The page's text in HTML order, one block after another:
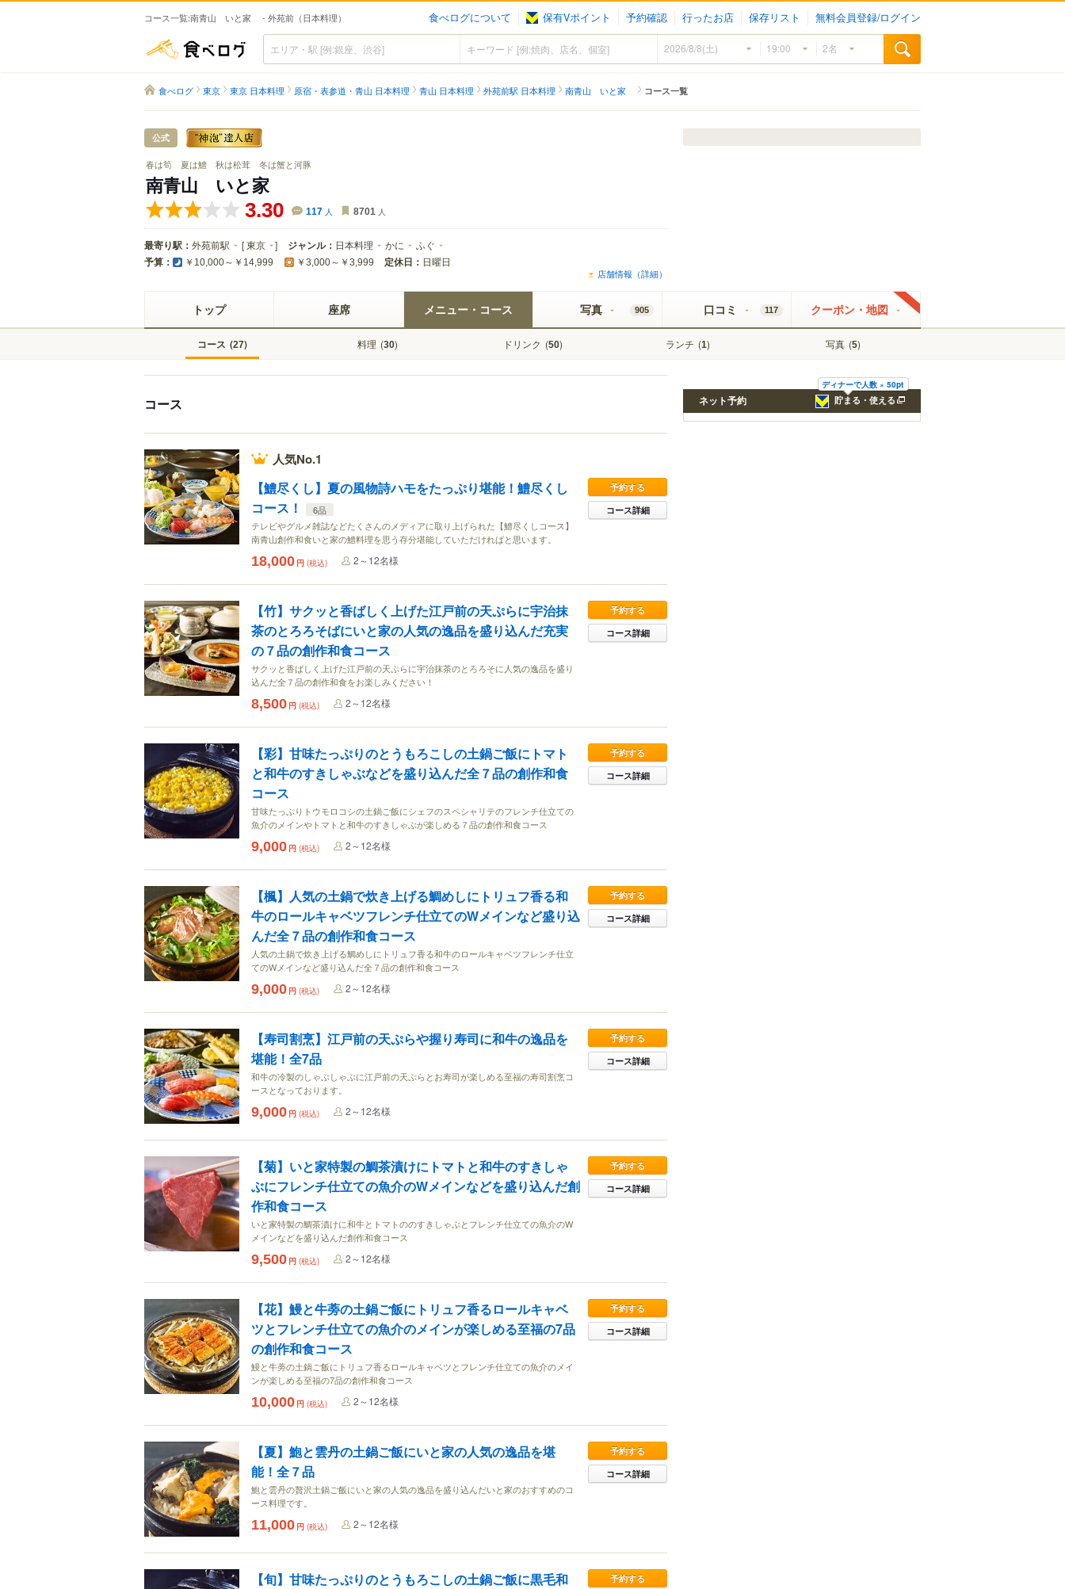
コース一覧:南青山 いと家 - 外苑前（日本料理） 食べログについて 保有Vポイント 予約確認 行ったお店 保存リスト 無料会員登録/ログイン
食べログ
食べログ 東京 東京 日本料理 原宿・表参道・青山 日本料理 青山 日本料理 外苑前駅 日本料理 南青山 いと家 コース一覧
公式
春は筍 夏は鱧 秋は松茸 冬は蟹と河豚
南青山 いと家
3.30 117 人 8701 人
最寄り駅： 外苑前駅 [東京 ] ジャンル： 日本料理 かに ふぐ
予算： ￥10,000～￥14,999 ￥3,000～￥3,999 定休日： 日曜日
店舗情報（詳細）
トップ 座席 メニュー・コース
コース (27) 料理 (30) ドリンク (50) ランチ (1) 写真 (5)
写真 905 口コミ 117 クーポン・地図
コース
人気No.1
【鱧尽くし】夏の風物詩ハモをたっぷり堪能！鱧尽くし
コース！
6品
テレビやグルメ雑誌などたくさんのメディアに取り上げられた【鱧尽くしコース】
南青山創作和食いと家の鱧料理を思う存分堪能していただければと思います。
予約する
コース詳細
18,000 円 (税込) 2～12名様
【竹】サクッと香ばしく上げた江戸前の天ぷらに宇治抹
茶のとろろそばにいと家の人気の逸品を盛り込んだ充実
の７品の創作和食コース
サクッと香ばしく上げた江戸前の天ぷらに宇治抹茶のとろろそに人気の逸品を盛り
込んだ全７品の創作和食をお楽しみください！
予約する
コース詳細
8,500 円 (税込) 2～12名様
【彩】甘味たっぷりのとうもろこしの土鍋ご飯にトマト
と和牛のすきしゃぶなどを盛り込んだ全７品の創作和食
コース
甘味たっぷりトウモロコシの土鍋ご飯にシェフのスペシャリテのフレンチ仕立ての
魚介のメインやトマトと和牛のすきしゃぶが楽しめる７品の創作和食コース
予約する
コース詳細
9,000 円 (税込) 2～12名様
【楓】人気の土鍋で炊き上げる鯛めしにトリュフ香る和
牛のロールキャベツフレンチ仕立てのWメインなど盛り込
んだ全７品の創作和食コース
人気の土鍋で炊き上げる鯛めしにトリュフ香る和牛のロールキャベツフレンチ仕立
てのWメインなど盛り込んだ全７品の創作和食コース
予約する
コース詳細
9,000 円 (税込) 2～12名様
【寿司割烹】江戸前の天ぷらや握り寿司に和牛の逸品を
堪能！全7品
和牛の冷製のしゃぶしゃぶに江戸前の天ぷらとお寿司が楽しめる至福の寿司割烹コ
ースとなっております。
予約する
コース詳細
9,000 円 (税込) 2～12名様
【菊】いと家特製の鯛茶漬けにトマトと和牛のすきしゃ
ぶにフレンチ仕立ての魚介のWメインなどを盛り込んだ創
作和食コース
いと家特製の鯛茶漬けに和牛とトマトののすきしゃぶとフレンチ仕立ての魚介のW
メインなどを盛り込んだ創作和食コース
予約する
コース詳細
9,500 円 (税込) 2～12名様
【花】鰻と牛蒡の土鍋ご飯にトリュフ香るロールキャベ
ツとフレンチ仕立ての魚介のメインが楽しめる至福の7品
の創作和食コース
鰻と牛蒡の土鍋ご飯にトリュフ香るロールキャベツとフレンチ仕立ての魚介のメイ
ンが楽しめる至福の7品の創作和食コース
予約する
コース詳細
10,000 円 (税込) 2～12名様
【夏】鮑と雲丹の土鍋ご飯にいと家の人気の逸品を堪
能！全７品
鮑と雲丹の贅沢土鍋ご飯にいと家の人気の逸品を盛り込んだいと家のおすすめのコ
ース料理です。
予約する
コース詳細
11,000 円 (税込) 2～12名様
【旬】甘味たっぷりのとうもろこしの土鍋ご飯に黒毛和
予約する
ディナーで人数 × 50pt
貯まる・使える
ネット予約